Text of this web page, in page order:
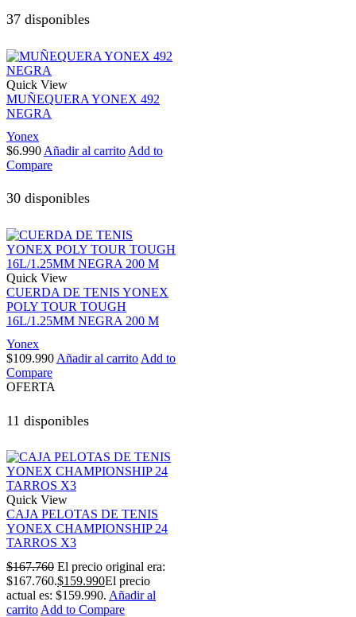
37 disponibles
Quick View
MUÑEQUERA YONEX 492
NEGRA
Yonex
$6.990 Añadir al carrito Add to
Compare
30 disponibles
Quick View
CUERDA DE TENIS YONEX
POLY TOUR TOUGH
16L/1.25MM NEGRA 200 M
Yonex
$109.990 Añadir al carrito Add to
Compare
OFERTA
11 disponibles
Quick View
CAJA PELOTAS DE TENIS
YONEX CHAMPIONSHIP 24
TARROS X3
$167.760 El precio original era:
$167.760.$159.990El precio
actual es: $159.990. Añadir al
carrito Add to Compare